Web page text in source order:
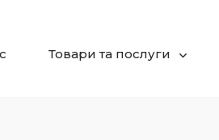
Товари та послуги